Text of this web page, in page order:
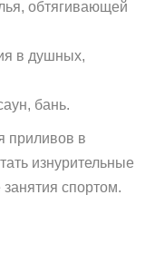
обтягивающей
в душных,
бань.
приливов в
изнурительные
спортом.